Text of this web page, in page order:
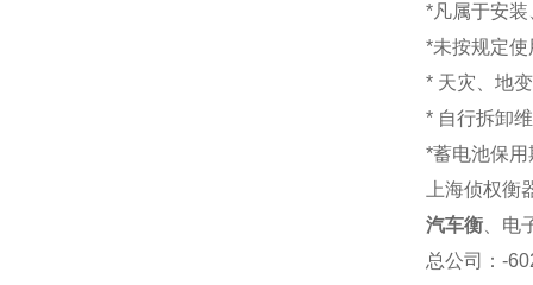
*凡属于安
*未按规定
* 天灾、地
* 自行拆卸
*蓄电池保用
上海侦权
汽车衡 、
总公司
：-